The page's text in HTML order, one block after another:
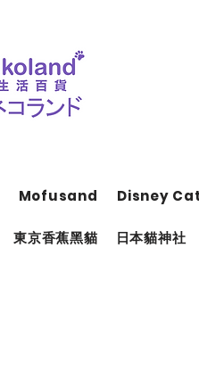
Mofusand Disney
東京香蕉黑貓 日本貓神社